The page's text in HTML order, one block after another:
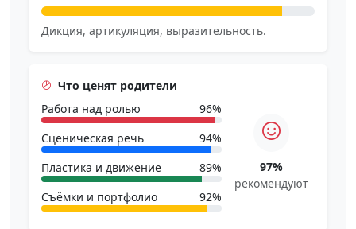
Дикция, артикуляция, выразительность.
Что ценят родители
Работа над ролью
96%
Сценическая речь
94%
Пластика и движение
89%
Съёмки и портфолио
92%
97%
рекомендуют